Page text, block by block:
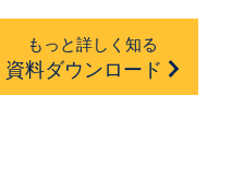
もっと詳しく知る
資料ダウンロード